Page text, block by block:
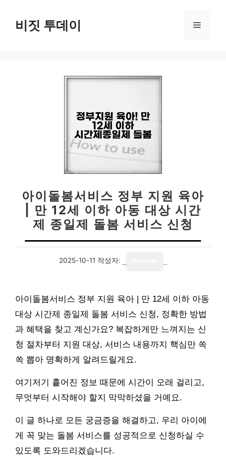
비짓 투데이 메
아이돌봄서비스 정부 지원 육아
| 만 12세 이하 아동 대상 시간
제 종일제 돌봄 서비스 신청
2025-10-11 작성자:
아이돌봄서비스 정부 지원 육아 | 만 12세 이하 아동
대상 시간제 종일제 돌봄 서비스 신청, 정확한 방법
과 혜택을 찾고 계신가요? 복잡하게만 느껴지는 신
청 절차부터 지원 대상, 서비스 내용까지 핵심만 쏙
쏙 뽑아 명확하게 알려드릴게요.
여기저기 흩어진 정보 때문에 시간이 오래 걸리고,
무엇부터 시작해야 할지 막막하셨을 거예요.
이 글 하나로 모든 궁금증을 해결하고, 우리 아이에
게 꼭 맞는 돌봄 서비스를 성공적으로 신청하실 수
있도록 도와드리겠습니다.